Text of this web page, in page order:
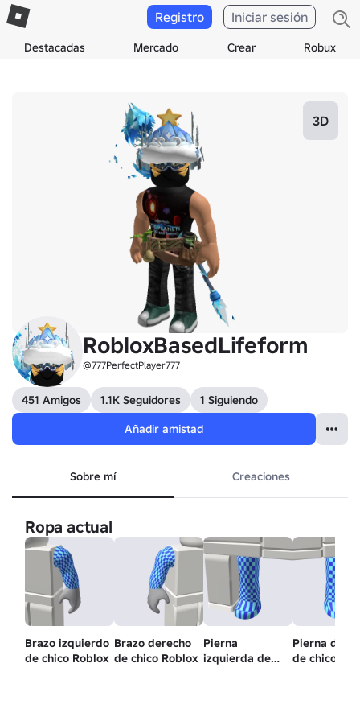
Destacadas Mercado Crear Robux
Registro Iniciar sesión
3D
RobloxBasedLifeform
@777PerfectPlayer777
451 Amigos 1.1K Seguidores
1 Siguiendo
Añadir amistad
Sobre mí Creaciones
Ropa actual
Brazo izquierdo
de chico Roblox
Brazo derecho
de chico Roblox
Pierna
izquierda de
Pierna
de chico